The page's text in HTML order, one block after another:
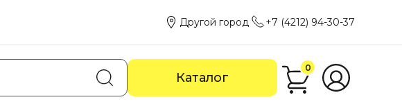
Другой город +7 (4212) 94-30-37
Каталог
0